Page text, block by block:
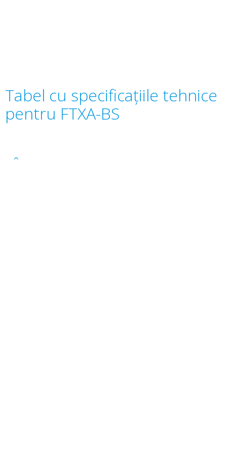
Tabel cu specificaţiile tehnice
pentru FTXA-BS